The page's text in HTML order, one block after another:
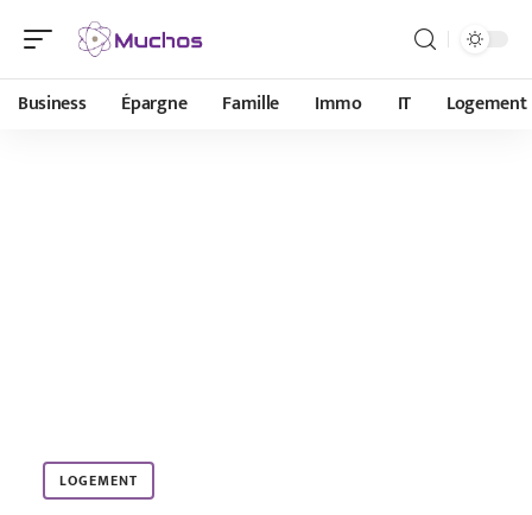
Business Épargne Famille Immo IT Logement
LOGEMENT